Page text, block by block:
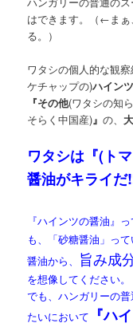
はできます。（←まぁ
る。）
ワタシの個人的な観察
ケチャップの)ハイン
『その他(ワタシの知
そらく中国産)』の、
ワタシは『(ト
醤油がキライ
『ハインツの醤油』
も、「砂糖醤油」っ
醤油から、
旨み成
を想像してください
でも、ハンガリーの
たいにおいて
『ハ